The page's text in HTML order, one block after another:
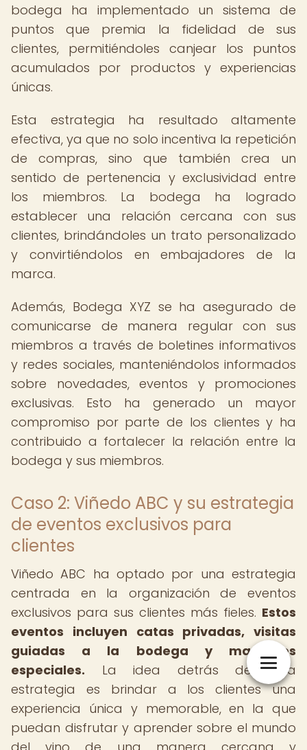
bodega ha implementado un sistema de
puntos que premia la fidelidad de sus
clientes, permitiéndoles canjear los puntos
acumulados por productos y experiencias
únicas.
Esta estrategia ha resultado altamente
efectiva, ya que no solo incentiva la repetición
de compras, sino que también crea un
sentido de pertenencia y exclusividad entre
los miembros. La bodega ha logrado
establecer una relación cercana con sus
clientes, brindándoles un trato personalizado
y convirtiéndolos en embajadores de la
marca.
Además, Bodega XYZ se ha asegurado de
comunicarse de manera regular con sus
miembros a través de boletines informativos
y redes sociales, manteniéndolos informados
sobre novedades, eventos y promociones
exclusivas. Esto ha generado un mayor
compromiso por parte de los clientes y ha
contribuido a fortalecer la relación entre la
bodega y sus miembros.
Caso 2: Viñedo ABC y su estrategia
de eventos exclusivos para
clientes
Viñedo ABC ha optado por una estrategia
centrada en la organización de eventos
exclusivos para sus clientes más fieles. Estos
eventos incluyen catas privadas, visitas
guiadas a la bodega y maridajes
especiales. La idea detrás de esta
estrategia es brindar a los clientes una
experiencia única y memorable, en la que
puedan disfrutar y aprender sobre el mundo